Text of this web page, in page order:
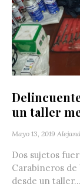
un taller
Mayo 13, 2019
Dos sujetos
Carabineros de
desde un taller...